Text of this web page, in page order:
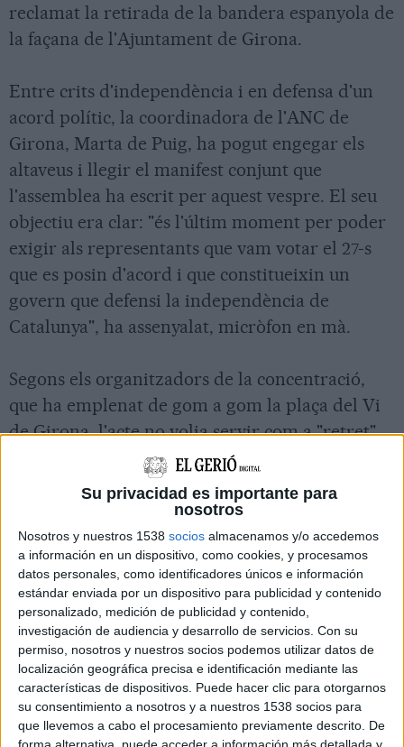
Su privacidad es importante para
nosotros
Nosotros y nuestros 1538 socios almacenamos y/o accedemos
a información en un dispositivo, como cookies, y procesamos
datos personales, como identificadores únicos e información
estándar enviada por un dispositivo para publicidad y contenido
personalizado, medición de publicidad y contenido,
investigación de audiencia y desarrollo de servicios. Con su
permiso, nosotros y nuestros socios podemos utilizar datos de
localización geográfica precisa e identificación mediante las
características de dispositivos. Puede hacer clic para otorgarnos
su consentimiento a nosotros y a nuestros 1538 socios para
que llevemos a cabo el procesamiento previamente descrito. De
reclamat la retirada de la bandera espanyola de
la façana de l'Ajuntament de Girona.
Entre crits d'independència i en defensa d'un
acord polític, la coordinadora de l'ANC de
Girona, Marta de Puig, ha pogut engegar els
altaveus i llegir el manifest conjunt que
l'assemblea ha escrit per aquest vespre. El seu
objectiu era clar: "és l'últim moment per poder
exigir als representants que vam votar el 27-s
que es posin d'acord i que constitueixin un
govern que defensi la independència de
Catalunya", ha assenyalat, micròfon en mà.
Segons els organitzadors de la concentració,
que ha emplenat de gom a gom la plaça del Vi
de Girona, l'acte no volia servir com a "retret"
per a cap de les dues formacions
independentistes (Junts pel Sí i la CUP). "Venim
a fer més pressió perquè fins al dia 10 hi ha
temps i que cal que es facin tots els esforços que
calguin", ha assegurat la coordinadora. Entre
els assistents a la concentració s'ha pogut veure
la diputada Elena Ribera, la regidora d'ERC-
MES a la ciutat de Girona, Maria Mercè Roca, el
regidor de la CUP a l'Ajuntament de Girona,
Lluc Salellas, o l'alcalde de Celrà, Dani Cornellà,
que ha arribat uns minuts més tard.